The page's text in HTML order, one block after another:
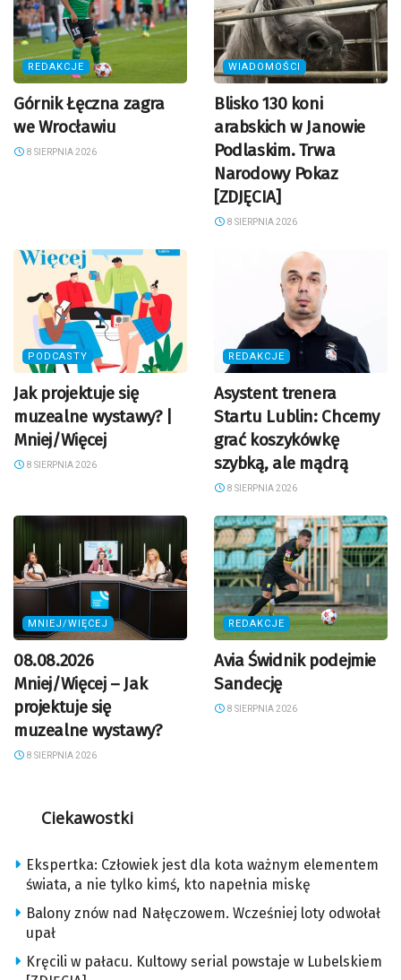
REDAKCJE
Górnik Łęczna zagra
we Wrocławiu
8 SIERPNIA 2026
WIADOMOŚCI
Blisko 130 koni
arabskich w Janowie
Podlaskim. Trwa
Narodowy Pokaz
[ZDJĘCIA]
8 SIERPNIA 2026
PODCASTY
Jak projektuje się
muzealne wystawy? |
Mniej/Więcej
8 SIERPNIA 2026
REDAKCJE
Asystent trenera
Startu Lublin: Chcemy
grać koszykówkę
szybką, ale mądrą
8 SIERPNIA 2026
MNIEJ/WIĘCEJ
08.08.2026
Mniej/Więcej – Jak
projektuje się
muzealne wystawy?
8 SIERPNIA 2026
REDAKCJE
Avia Świdnik podejmie
Sandecję
8 SIERPNIA 2026
Ciekawostki
Ekspertka: Człowiek jest dla kota ważnym elementem
świata, a nie tylko kimś, kto napełnia miskę
Balony znów nad Nałęczowem. Wcześniej loty odwołał
upał
Kręcili w pałacu. Kultowy serial powstaje w Lubelskiem